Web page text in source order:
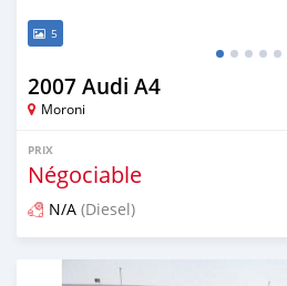
5
2007 Audi A4
Moroni
PRIX
Négociable
N/A (Diesel)
Publié il y a environ 6 ans